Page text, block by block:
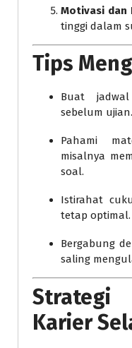
Motivasi dan
tinggi dalam
Tips
Buat
sebelum ujian.
Pahami
misalnya
soal.
Istirahat
tetap optimal.
Bergabung
saling
Strategi
Karier